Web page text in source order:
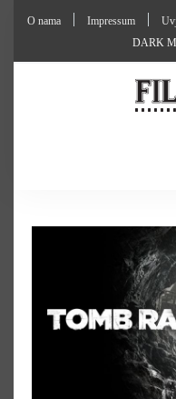
O nama Impressum
DARK